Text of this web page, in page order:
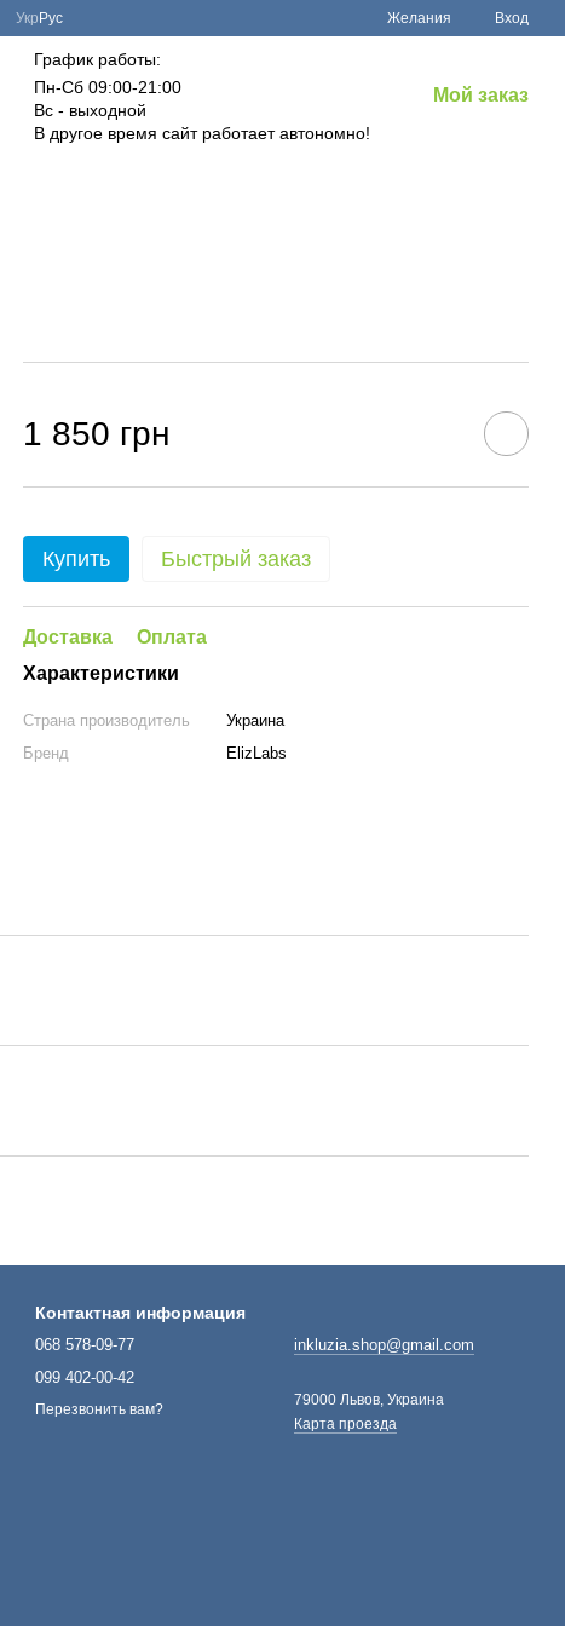
Укр Рус Желания Вход
График работы:
Пн-Сб 09:00-21:00
Вс - выходной
В другое время сайт работает автономно!
Мой заказ
1 850 грн
Купить Быстрый заказ
Доставка
Оплата
Характеристики
Страна производитель
Украина
Бренд
ElizLabs
Контактная информация
068 578-09-77
099 402-00-42
Перезвонить вам?
inkluzia.shop@gmail.com
79000 Львов, Украина
Карта проезда